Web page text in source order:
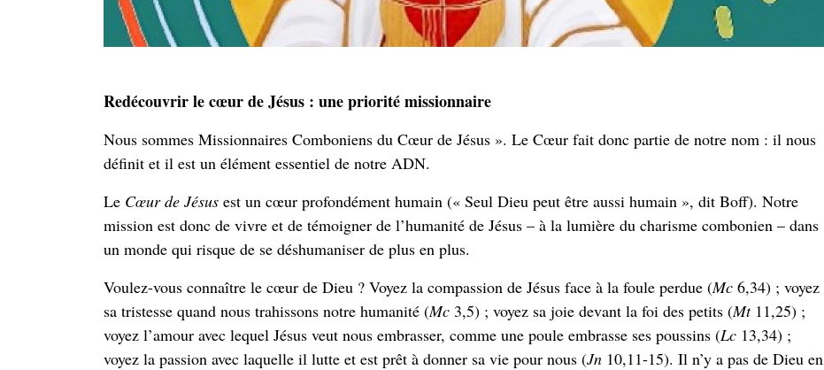
Redécouvrir le cœur de Jésus : une priorité missionnaire
Nous sommes Missionnaires Comboniens du Cœur de Jésus ». Le Cœur fait donc partie de notre nom : il nous
définit et il est un élément essentiel de notre ADN.
Le Cœur de Jésus est un cœur profondément humain (« Seul Dieu peut être aussi humain », dit Boff). Notre
mission est donc de vivre et de témoigner de l’humanité de Jésus – à la lumière du charisme combonien – dans
un monde qui risque de se déshumaniser de plus en plus.
Voulez-vous connaître le cœur de Dieu ? Voyez la compassion de Jésus face à la foule perdue (Mc 6,34) ; voyez
sa tristesse quand nous trahissons notre humanité (Mc 3,5) ; voyez sa joie devant la foi des petits (Mt11,25) ;
voyez l’amour avec lequel Jésus veut nous embrasser, comme une poule embrasse ses poussins (Lc 13,34) ;
voyez la passion avec laquelle il lutte et est prêt à donner sa vie pour nous (Jn 10,11-15). Il n’y a pas de Dieu en